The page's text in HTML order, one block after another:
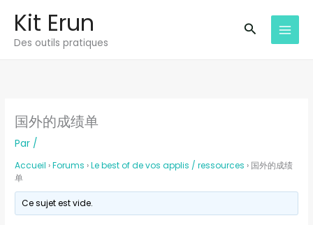
contenu
Kit Erun
Des outils pratiques
国外的成绩单
Par /
Accueil ›Forums ›Le best of de vos applis / ressources › 国外的成绩
单
Ce sujet est vide.